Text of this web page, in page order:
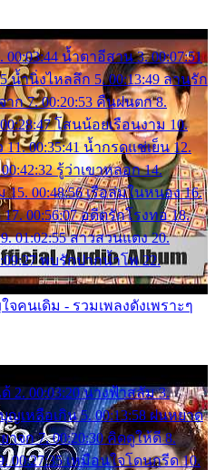
00:03:44 น้ำตาอีสาน 3. 00:07:51
น้ำนิ่งไหลลึก 5. 00:13:49 ลานรัก
าก 7. 00:20:53 คืนฝนตก 8.
โสนน้อยเรือนงาม 10.
00:35:41 น้ำกรดแช่เย็น 12.
รู้ว่าเขาหลอก 14.
00:48:56 เรือล่มในหนอง 16.
00:56:07 อดีตรักโรงทอ 18.
01:02:55 สาวสวนแตง 20.
พบรักปากน้ำโพ 22.
นเดิม - รวมเพลงดังเพราะๆ
2. 00:03:20 นางฟ้าสลัม 3.
ญเหลือเกิน 5. 00:13:58 ฝนหยาด
าจก 7. 00:20:30 คิดดูให้ดี 8.
00:27:35 เหมือนใจโดนกรีด 10.